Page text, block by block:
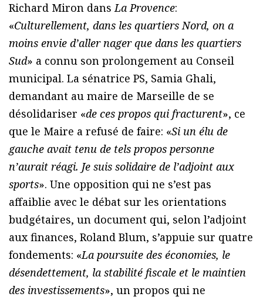
Richard Miron dansLa Provence:
«Culturellement, dans les quartiers Nord, on a
moins envie d’aller nager que dans les quartiers
Sud» a connu son prolongement au Conseil
municipal. La sénatrice PS, Samia Ghali,
demandant au maire de Marseille de se
désolidariser «de ces propos qui fracturent», ce
que le Maire a refusé de faire: «Si un élu de
gauche avait tenu de tels propos personne
n’aurait réagi. Je suis solidaire de l’adjoint aux
sports». Une opposition qui ne s’est pas
affaiblie avec le débat sur les orientations
budgétaires, un document qui, selon l’adjoint
aux finances, Roland Blum, s’appuie sur quatre
fondements: «La poursuite des économies, le
désendettement, la stabilité fiscale et le maintien
des investissements», un propos qui ne